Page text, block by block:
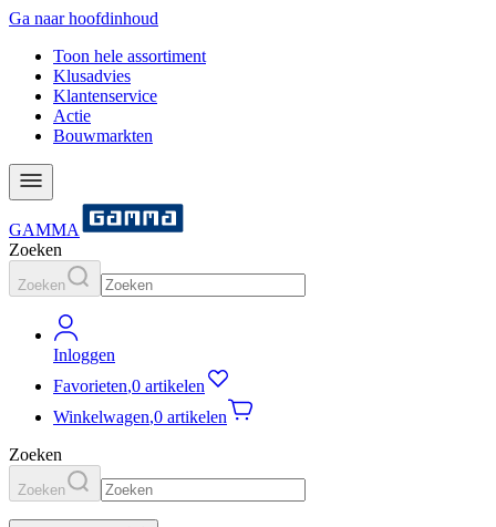
Ga naar hoofdinhoud
Toon hele assortiment
Klusadvies
Klantenservice
Actie
Bouwmarkten
GAMMA
Zoeken
Zoeken
Inloggen
Favorieten,0 artikelen
Winkelwagen,0 artikelen
Zoeken
Zoeken